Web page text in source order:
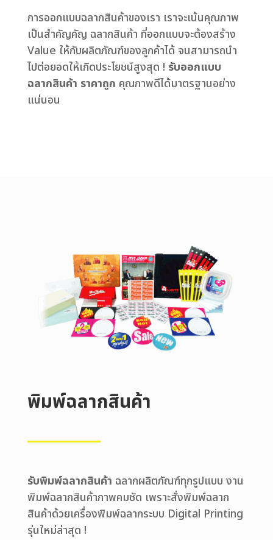
การออกแบบฉลากสินค้าของเรา เราจะเน้นคุณภาพ
เป็นสำคัญคัญ ฉลากสินค้า ที่ออกแบบจะต้องสร้าง
Value ให้กับผลิตภัณฑ์ของลูกค้าได้ จนสามารถนำ
ไปต่อยอดให้เกิดประโยชน์สูงสุด ! รับออกแบบ
ฉลากสินค้า ราคาถูก คุณภาพดีได้มาตรฐานอย่าง
แน่นอน
พิมพ์ฉลากสินค้า
รับพิมพ์ฉลากสินค้า ฉลากผลิตภัณฑ์ทุกรูปแบบ งาน
พิมพ์ฉลากสินค้าภาพคมชัด เพราะสั่งพิมพ์ฉลาก
สินค้าด้วยเครื่องพิมพ์ฉลากระบบ Digital Printing
รุ่นใหม่ล่าสุด !